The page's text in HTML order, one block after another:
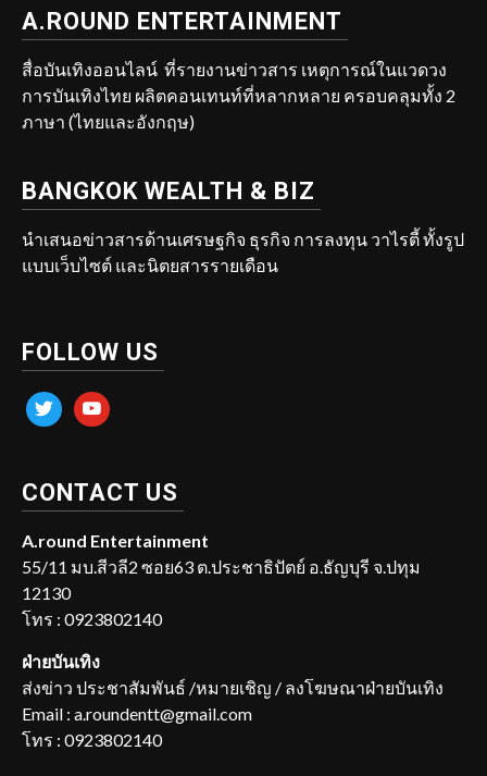
A.ROUND ENTERTAINMENT
สื่อบันเทิงออนไลน์ ที่รายงานข่าวสาร เหตุการณ์ในแวดวง
การบันเทิงไทย ผลิตคอนเทนท์ที่หลากหลาย ครอบคลุมทั้ง 2
ภาษา (ไทยและอังกฤษ)
BANGKOK WEALTH & BIZ
นำเสนอข่าวสารด้านเศรษฐกิจ ธุรกิจ การลงทุน วาไรตี้ ทั้งรูป
แบบเว็บไซต์ และนิตยสารรายเดือน
FOLLOW US
twitter youtube
CONTACT US
A.round Entertainment
55/11 มบ.สีวลี2 ซอย63 ต.ประชาธิปัตย์ อ.ธัญบุรี จ.ปทุม
12130
โทร : 0923802140
ฝ่ายบันเทิง
ส่งข่าว ประชาสัมพันธ์ /หมายเชิญ / ลงโฆษณาฝ่ายบันเทิง
Email : a.roundentt@gmail.com
โทร : 0923802140